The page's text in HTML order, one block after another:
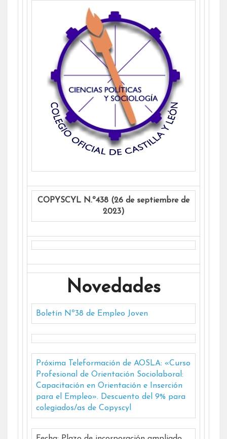
COPYSCYL N.º438 (26 de septiembre de
2023)
Novedades
Boletín Nº38 de Empleo Joven
Próxima Teleformación de AOSLA: «Curso
Profesional de Orientación Sociolaboral:
Capacitación en Orientación e Inserción
para el Empleo». Descuento del 9% para
colegiados/as de Copyscyl